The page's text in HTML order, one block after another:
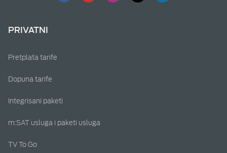
PRIVATNI
Pretplata tarife
Dopuna tarife
Integrisani paketi
m:SAT usluga i paketi usluga
TV To Go